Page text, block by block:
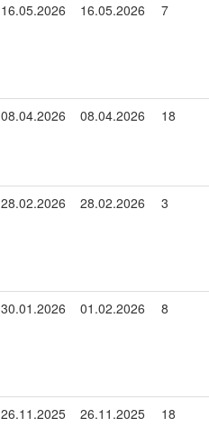
16.05.2026 16.05.2026 7
08.04.2026 08.04.2026 18
28.02.2026 28.02.2026 3
30.01.2026 01.02.2026 8
26.11.2025 26.11.2025 18